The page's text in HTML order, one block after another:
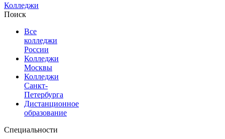
Колледжи
Поиск
Все
колледжи
России
Колледжи
Москвы
Колледжи
Санкт-
Петербурга
Дистанционное
образование
Специальности